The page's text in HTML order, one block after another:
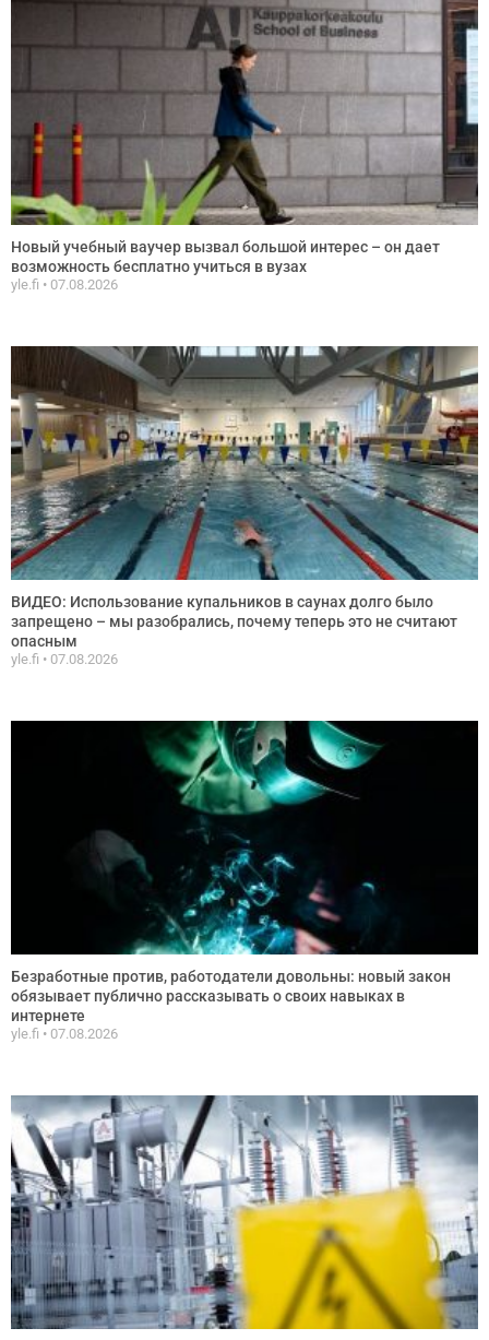
Новый учебный ваучер вызвал большой интерес – он дает
возможность бесплатно учиться в вузах
yle.fi 07.08.2026
ВИДЕО: Использование купальников в саунах долго было
запрещено – мы разобрались, почему теперь это не считают
опасным
yle.fi 07.08.2026
Безработные против, работодатели довольны: новый закон
обязывает публично рассказывать о своих навыках в
интернете
yle.fi 07.08.2026